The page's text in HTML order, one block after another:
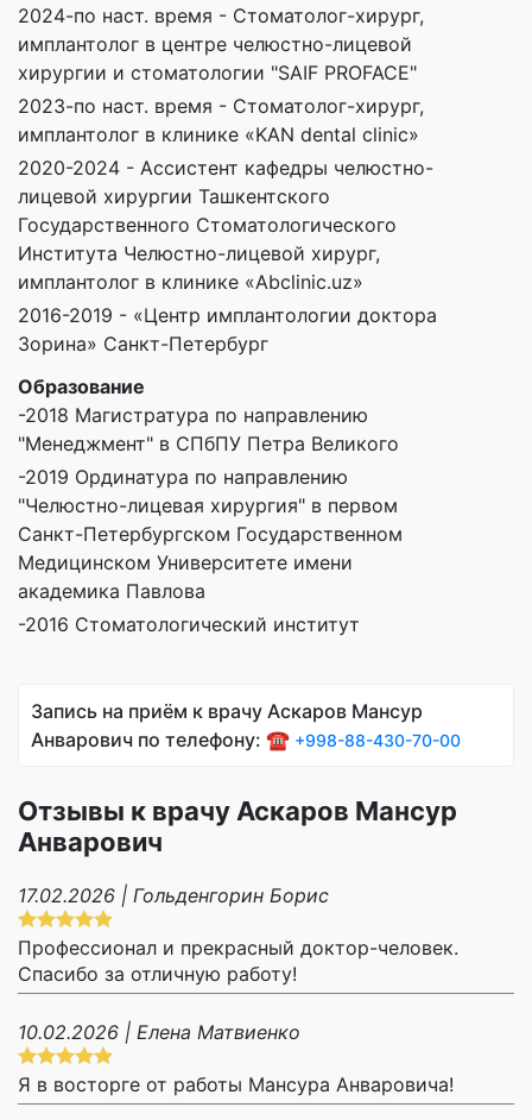
2024-по наст. время - Стоматолог-хирург,
имплантолог в центре челюстно-лицевой
хирургии и стоматологии "SAIF PROFACE"
2023-по наст. время - Стоматолог-хирург,
имплантолог в клинике «KAN dental clinic»
2020-2024 - Ассистент кафедры челюстно-
лицевой хирургии Ташкентского
Государственного Стоматологического
Института Челюстно-лицевой хирург,
имплантолог в клинике «Abclinic.uz»
2016-2019 - «Центр имплантологии доктора
Зорина» Санкт-Петербург
Образование
-2018 Магистратура по направлению
"Менеджмент" в СПбПУ Петра Великого
-2019 Ординатура по направлению
"Челюстно-лицевая хирургия" в первом
Санкт-Петербургском Государственном
Медицинском Университете имени
академика Павлова
-2016 Стоматологический институт
Запись на приём к врачу Аскаров Мансур
Анварович по телефону: ☎️ +998-88-430-70-00
Отзывы к врачу Аскаров Мансур
Анварович
17.02.2026 | Гольденгорин Борис
Профессионал и прекрасный доктор-человек.
Спасибо за отличную работу!
10.02.2026 | Елена Матвиенко
Я в восторге от работы Мансура Анваровича!